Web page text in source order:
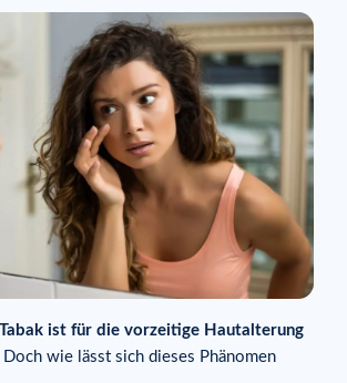
Tabak ist für die vorzeitige Hautalterung
Doch wie lässt sich dieses Phänomen